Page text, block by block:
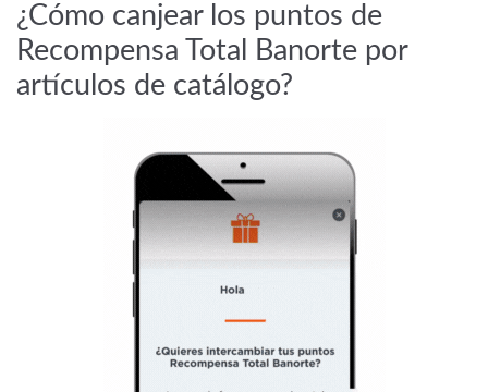
¿Cómo canjear los puntos de
Recompensa Total Banorte por
artículos de catálogo?